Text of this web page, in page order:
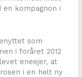
en kompagnon i
som
i foråret 2012
eneejer, at
i en helt ny